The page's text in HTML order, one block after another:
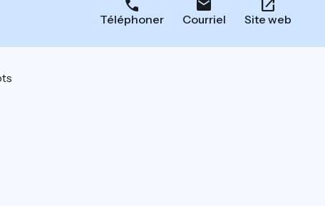
Téléphoner Courriel Site web